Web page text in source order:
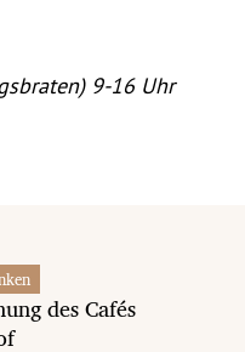
9-16 Uhr
des Cafés